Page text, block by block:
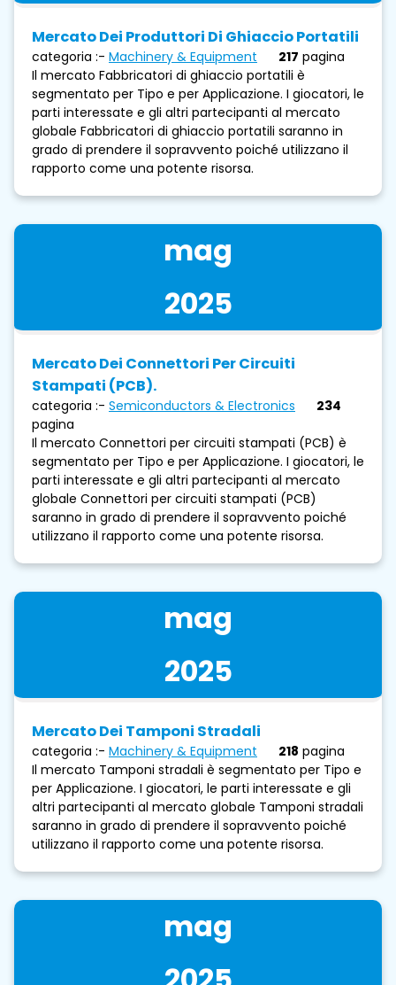
Mercato Dei Produttori Di Ghiaccio Portatili
categoria :- Machinery & Equipment 217 pagina
Il mercato Fabbricatori di ghiaccio portatili è
segmentato per Tipo e per Applicazione. I giocatori, le
parti interessate e gli altri partecipanti al mercato
globale Fabbricatori di ghiaccio portatili saranno in
grado di prendere il sopravvento poiché utilizzano il
rapporto come una potente risorsa.
mag
2025
Mercato Dei Connettori Per Circuiti
Stampati (PCB).
categoria :- Semiconductors & Electronics
234
pagina
Il mercato Connettori per circuiti stampati (PCB) è
segmentato per Tipo e per Applicazione. I giocatori, le
parti interessate e gli altri partecipanti al mercato
globale Connettori per circuiti stampati (PCB)
saranno in grado di prendere il sopravvento poiché
utilizzano il rapporto come una potente risorsa.
mag
2025
Mercato Dei Tamponi Stradali
categoria :- Machinery & Equipment 218 pagina
Il mercato Tamponi stradali è segmentato per Tipo e
per Applicazione. I giocatori, le parti interessate e gli
altri partecipanti al mercato globale Tamponi stradali
saranno in grado di prendere il sopravvento poiché
utilizzano il rapporto come una potente risorsa.
mag